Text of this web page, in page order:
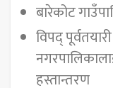
बारेकोट
विपद्
हस्तान्तरण